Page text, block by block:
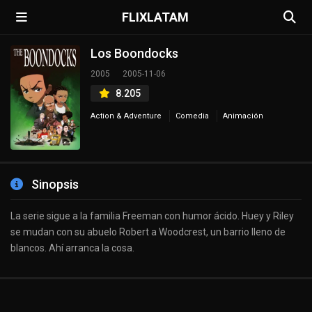
FLIXLATAM
Los Boondocks
2005 2005-11-06
8.205
Action & Adventure Comedia Animación
Sinopsis
La serie sigue a la familia Freeman con humor ácido. Huey y Riley
se mudan con su abuelo Robert a Woodcrest, un barrio lleno de
blancos. Ahí arranca la cosa.